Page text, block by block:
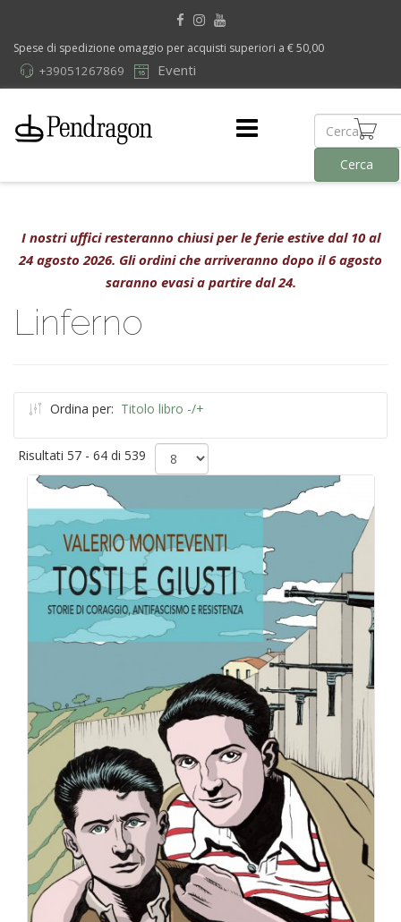
Spese di spedizione omaggio per acquisti superiori a € 50,00
Eventi
+39051267869
Cerca
I nostri uffici resteranno chiusi per le ferie estive dal 10 al
24 agosto 2026. Gli ordini che arriveranno dopo il 6 agosto
saranno evasi a partire dal 24.
Linferno
Ordina per: Titolo libro -/+
Risultati 57 - 64 di 539